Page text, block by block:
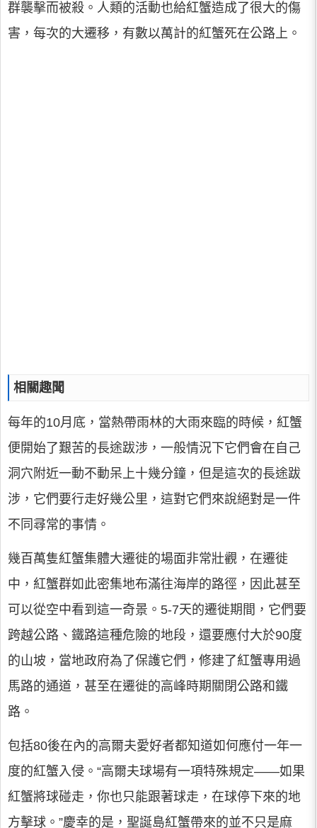
群襲擊而被殺。人類的活動也給紅蟹造成了很大的傷
害，每次的大遷移，有數以萬計的紅蟹死在公路上。
相關趣聞
每年的10月底，當熱帶雨林的大雨來臨的時候，紅蟹
便開始了艱苦的長途跋涉，一般情況下它們會在自己
洞穴附近一動不動呆上十幾分鐘，但是這次的長途跋
涉，它們要行走好幾公里，這對它們來說絕對是一件
不同尋常的事情。
幾百萬隻紅蟹集體大遷徙的場面非常壯觀，在遷徙
中，紅蟹群如此密集地布滿往海岸的路徑，因此甚至
可以從空中看到這一奇景。5-7天的遷徙期間，它們要
跨越公路、鐵路這種危險的地段，還要應付大於90度
的山坡，當地政府為了保護它們，修建了紅蟹專用過
馬路的通道，甚至在遷徙的高峰時期關閉公路和鐵
路。
包括80後在內的高爾夫愛好者都知道如何應付一年一
度的紅蟹入侵。“高爾夫球場有一項特殊規定――如果
紅蟹將球碰走，你也只能跟著球走，在球停下來的地
方擊球。”慶幸的是，聖誕島紅蟹帶來的並不只是麻